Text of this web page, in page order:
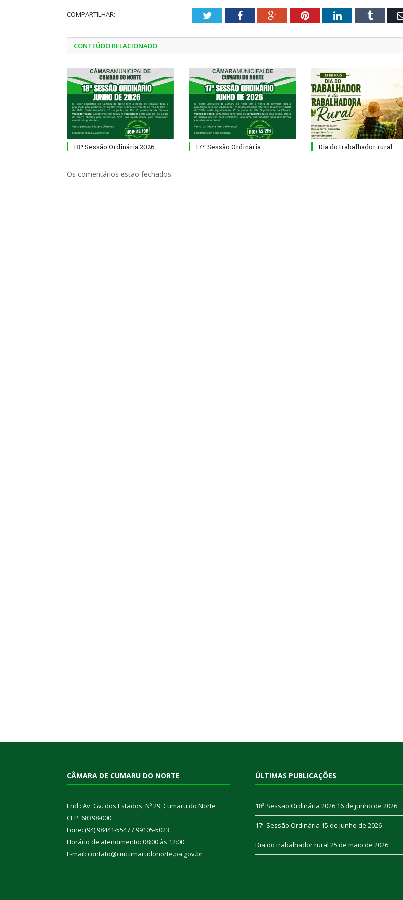
COMPARTILHAR: TwitterFacebookGoogle+PinterestLinkedInTumblr
CONTEÚDO RELACIONADO
18ª Sessão Ordinária 2026 17ª Sessão Ordinária Dia do trabalhador rural
Os comentários estão fechados.
CÂMARA DE CUMARU DO NORTE
End.: Av. Gv. dos Estados, Nº 29, Cumaru do Norte
CEP: 68398-000
Fone: (94) 98441-5547 / 99105-5023
Horário de atendimento: 08:00 às 12:00
E-mail: contato@cmcumarudonorte.pa.gov.br
ÚLTIMAS PUBLICAÇÕES
18ª Sessão Ordinária 2026 16 de junho de 2026
17ª Sessão Ordinária 15 de junho de 2026
Dia do trabalhador rural 25 de maio de 2026